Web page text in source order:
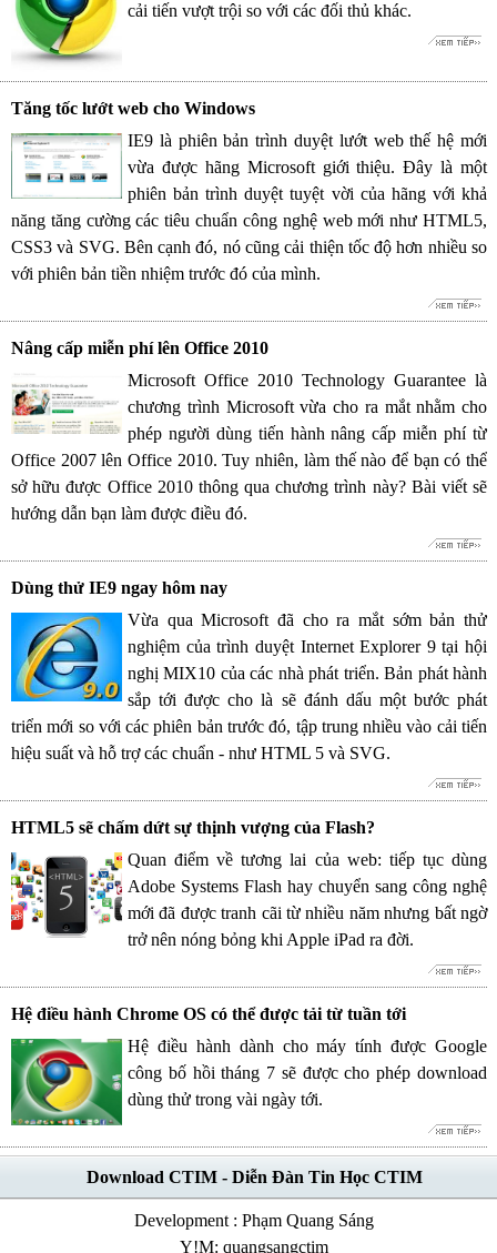
cải tiến vượt trội so với các đối thủ khác.
Tăng tốc lướt web cho Windows
IE9 là phiên bản trình duyệt lướt web thế hệ mới
vừa được hãng Microsoft giới thiệu. Đây là một
phiên bản trình duyệt tuyệt vời của hãng với khả
năng tăng cường các tiêu chuẩn công nghệ web mới như HTML5,
CSS3 và SVG. Bên cạnh đó, nó cũng cải thiện tốc độ hơn nhiều so
với phiên bản tiền nhiệm trước đó của mình.
Nâng cấp miễn phí lên Office 2010
Microsoft Office 2010 Technology Guarantee là
chương trình Microsoft vừa cho ra mắt nhằm cho
phép người dùng tiến hành nâng cấp miễn phí từ
Office 2007 lên Office 2010. Tuy nhiên, làm thế nào để bạn có thể
sở hữu được Office 2010 thông qua chương trình này? Bài viết sẽ
hướng dẫn bạn làm được điều đó.
Dùng thử IE9 ngay hôm nay
Vừa qua Microsoft đã cho ra mắt sớm bản thử
nghiệm của trình duyệt Internet Explorer 9 tại hội
nghị MIX10 của các nhà phát triển. Bản phát hành
sắp tới được cho là sẽ đánh dấu một bước phát
triển mới so với các phiên bản trước đó, tập trung nhiều vào cải tiến
hiệu suất và hỗ trợ các chuẩn - như HTML 5 và SVG.
HTML5 sẽ chấm dứt sự thịnh vượng của Flash?
Quan điểm về tương lai của web: tiếp tục dùng
Adobe Systems Flash hay chuyển sang công nghệ
mới đã được tranh cãi từ nhiều năm nhưng bất ngờ
trở nên nóng bỏng khi Apple iPad ra đời.
Hệ điều hành Chrome OS có thể được tải từ tuần tới
Hệ điều hành dành cho máy tính được Google
công bố hồi tháng 7 sẽ được cho phép download
dùng thử trong vài ngày tới.
Download CTIM - Diễn Đàn Tin Học CTIM
Development : Phạm Quang Sáng
Y!M: quangsangctim